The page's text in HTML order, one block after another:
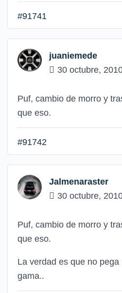
#91741
juaniemede
30 octubre,
Puf, cambio de morro y
que eso.
#91742
Jalmenaraster
30 octubre,
Puf, cambio de morro y
que eso.
La verdad es que no
gama..